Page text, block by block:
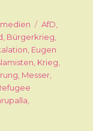
AfD,
, Bürgerkrieg,
, Eugen
, Krieg,
, Messer,
,